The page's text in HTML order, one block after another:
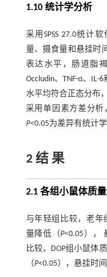
1.10 统计学分析
采用SPSS 27.0统计
量、摄食量和悬挂时
表达水平，肠道脂褐
Occludin、TNF-α、IL-
水平均符合正态分布
采用单因素方差分析
P<0.05为差异有统计学
2 结 果
2.1 各组小鼠体质
与年轻组比较，老年
量降低（P<0.05），
比较，DOP组小鼠体
（P<0.05），悬挂时